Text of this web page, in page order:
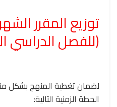
توزيع المقرر
(للفصل الدراسي
لضمان تغطية المنهج بشكل
الخطة الزمنية التالية: